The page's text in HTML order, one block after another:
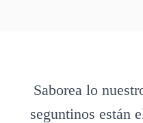
Saborea lo
seguntinos están